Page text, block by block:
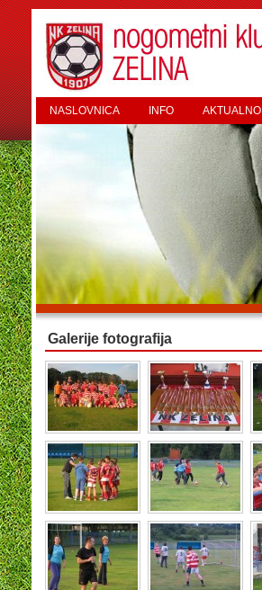
NASLOVNICA INFO AKTUALNO
Galerije fotografija